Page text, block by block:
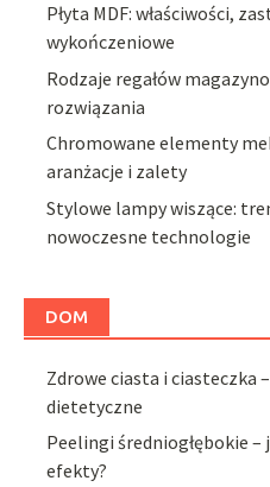
Płyta MDF: właściwości,
wykończeniowe
Rodzaje regałów
rozwiązania
Chromowane elementy
aranżacje i zalety
Stylowe lampy wiszące:
nowoczesne technologie
DOM
Zdrowe ciasta i ciasteczka
dietetyczne
Peelingi średniogłębokie –
efekty?